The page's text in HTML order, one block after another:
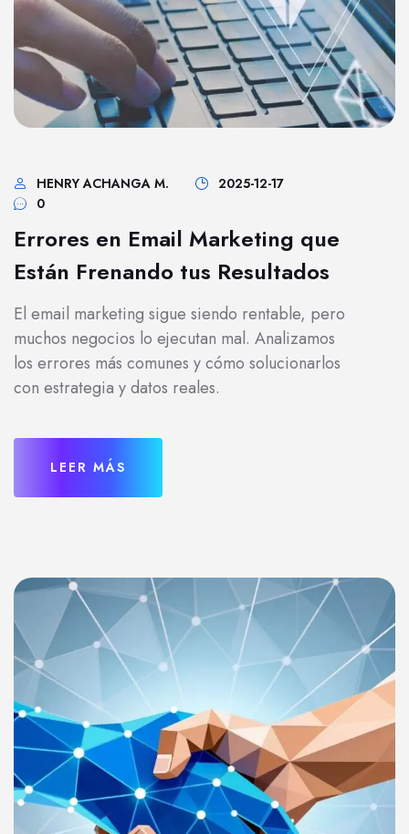
HENRY ACHANGA M.
2025-12-17
0
Errores en Email Marketing que
Están Frenando tus Resultados
El email marketing sigue siendo rentable, pero
muchos negocios lo ejecutan mal. Analizamos
los errores más comunes y cómo solucionarlos
con estrategia y datos reales.
LEER MÁS